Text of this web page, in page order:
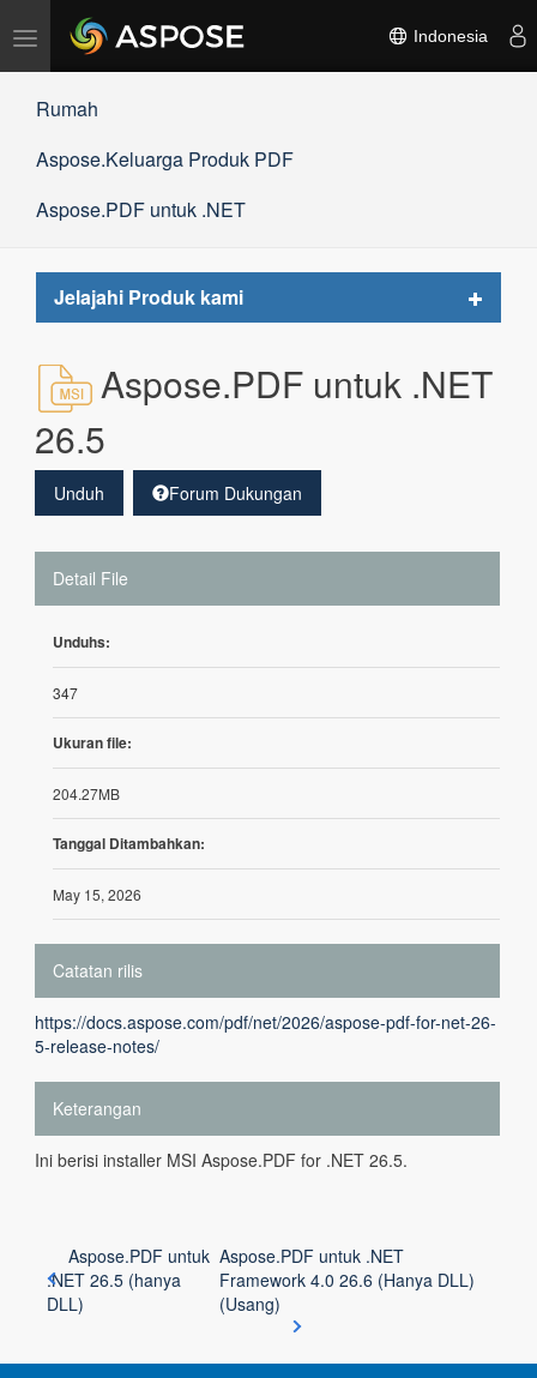
Alihkan
navigasi
Indonesia
Rumah
Aspose.Keluarga Produk PDF
Aspose.PDF untuk .NET
Jelajahi Produk kami
Toggle
Aspose.PDF untuk .NET
26.5
Unduh Forum Dukungan
Detail File
Unduhs:
347
Ukuran file:
204.27MB
Tanggal Ditambahkan:
May 15, 2026
Catatan rilis
https://docs.aspose.com/pdf/net/2026/aspose-pdf-for-net-26-
5-release-notes/
Keterangan
Ini berisi installer MSI Aspose.PDF for .NET 26.5.
Aspose.PDF untuk
.NET 26.5 (hanya
DLL)
Aspose.PDF untuk .NET
Framework 4.0 26.6 (Hanya DLL)
(Usang)